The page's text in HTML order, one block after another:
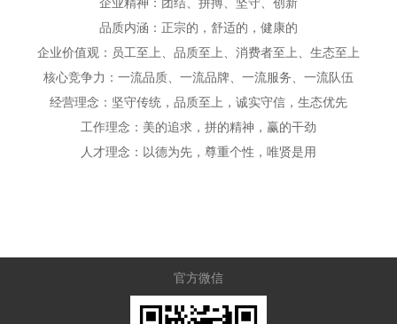
企业精神：团结、拼搏、坚守、创新
品质内涵：正宗的，舒适的，健康的
企业价值观：员工至上、品质至上、消费者至上、生态至上
核心竞争力：一流品质、一流品牌、一流服务、一流队伍
经营理念：坚守传统，品质至上，诚实守信，生态优先
工作理念：美的追求，拼的精神，赢的干劲
人才理念：以德为先，尊重个性，唯贤是用
官方微信